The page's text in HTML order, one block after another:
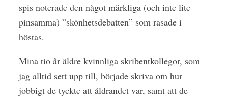
spis noterade den något märkliga (och inte lite
pinsamma) ”skönhetsdebatten” som rasade i
höstas.
Mina tio år äldre kvinnliga skribentkollegor, som
jag alltid sett upp till, började skriva om hur
jobbigt de tyckte att åldrandet var, samt att de